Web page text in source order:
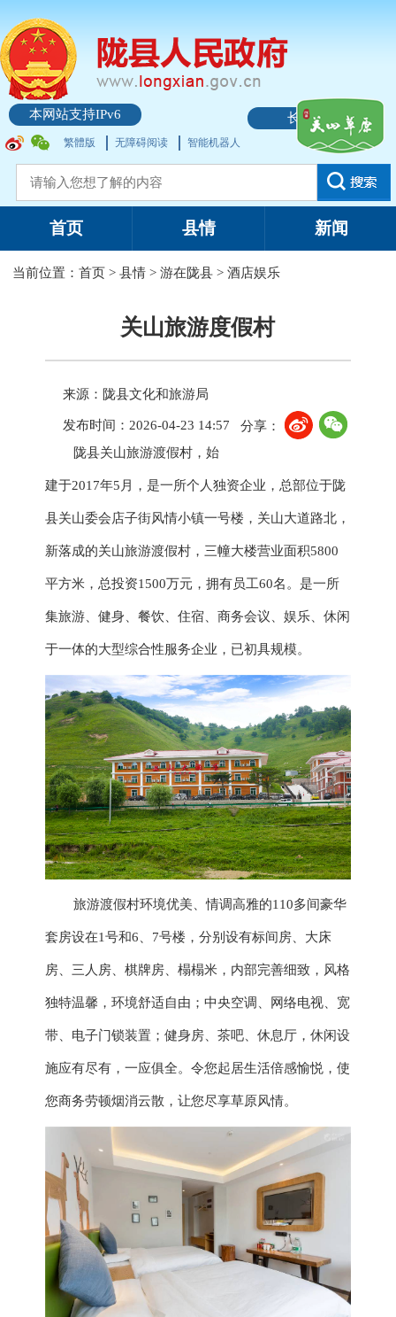
本网站支持IPv6 长者模式
繁體版 无障碍阅读 智能机器人
首页 县情 新闻
当前位置：首页 >县情 >游在陇县 >酒店娱乐
关山旅游度假村
来源：陇县文化和旅游局
发布时间：2026-04-23 14:57
分享：
陇县关山旅游渡假村，始
建于2017年5月，是一所个人独资企业，总部位于陇
县关山委会店子街风情小镇一号楼，关山大道路北，
新落成的关山旅游渡假村，三幢大楼营业面积5800
平方米，总投资1500万元，拥有员工60名。是一所
集旅游、健身、餐饮、住宿、商务会议、娱乐、休闲
于一体的大型综合性服务企业，已初具规模。
旅游渡假村环境优美、情调高雅的110多间豪华
套房设在1号和6、7号楼，分别设有标间房、大床
房、三人房、棋牌房、榻榻米，内部完善细致，风格
独特温馨，环境舒适自由；中央空调、网络电视、宽
带、电子门锁装置；健身房、茶吧、休息厅，休闲设
施应有尽有，一应俱全。令您起居生活倍感愉悦，使
您商务劳顿烟消云散，让您尽享草原风情。